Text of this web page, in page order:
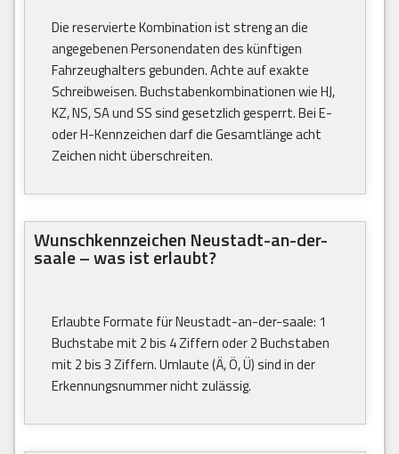
Die reservierte Kombination ist streng an die
angegebenen Personendaten des künftigen
Fahrzeughalters gebunden. Achte auf exakte
Schreibweisen. Buchstabenkombinationen wie HJ,
KZ, NS, SA und SS sind gesetzlich gesperrt. Bei E-
oder H-Kennzeichen darf die Gesamtlänge acht
Zeichen nicht überschreiten.
Wunschkennzeichen Neustadt-an-der-
saale – was ist erlaubt?
Erlaubte Formate für Neustadt-an-der-saale: 1
Buchstabe mit 2 bis 4 Ziffern oder 2 Buchstaben
mit 2 bis 3 Ziffern. Umlaute (Ä, Ö, Ü) sind in der
Erkennungsnummer nicht zulässig.